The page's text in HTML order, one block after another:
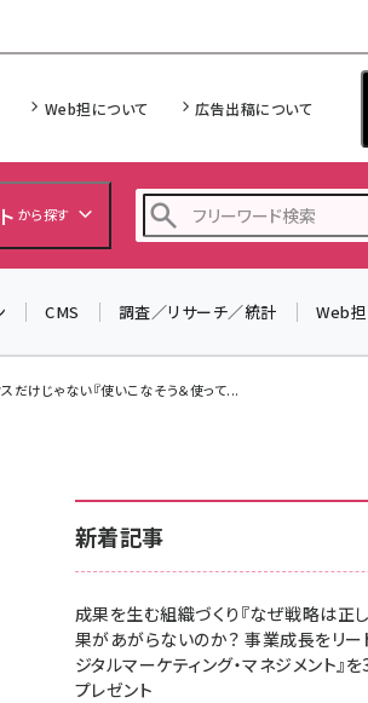
Web担について 広告出稿について
から探す
z世代 (1623)
meo (1277)
llmo (1166)
CMS 調査／リサーチ／統計 Web担
だけじゃない『使いこなそう＆使って...
新着記事
成果を生む組織づくり『なぜ戦略は正
果があがらないのか？ 事業成長をリー
ジタルマーケティング・マネジメント』
プレゼント